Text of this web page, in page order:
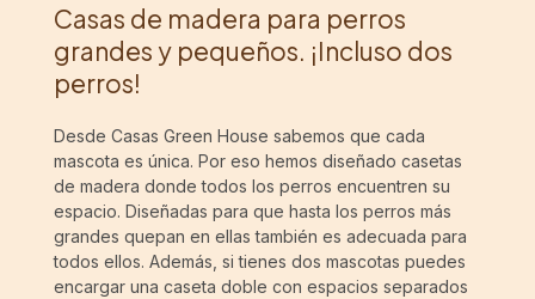
Casas de madera para perros
grandes y pequeños. ¡Incluso dos
perros!
Desde Casas Green House sabemos que cada
mascota es única. Por eso hemos diseñado casetas
de madera donde todos los perros encuentren su
espacio. Diseñadas para que hasta los perros más
grandes quepan en ellas también es adecuada para
todos ellos. Además, si tienes dos mascotas puedes
encargar una caseta doble con espacios separados